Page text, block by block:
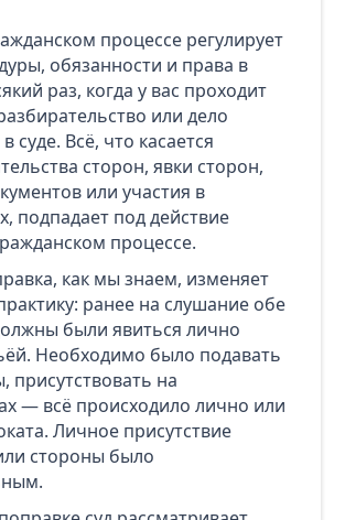
процессе регулирует
обязанности и права в
раз, когда у вас проходит
или дело
суде. Всё, что касается
сторон, явки сторон,
или участия в
подпадает под действие
процессе.
как мы знаем, изменяет
ранее на слушание обе
были явиться лично
Необходимо было подавать
присутствовать на
— всё происходило лично или
Личное присутствие
стороны было